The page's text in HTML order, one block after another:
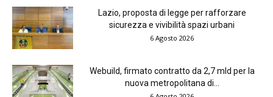
Lazio, proposta di legge per rafforzare
sicurezza e vivibilità spazi urbani
6 Agosto 2026
Webuild, firmato contratto da 2,7 mld per la
nuova metropolitana di...